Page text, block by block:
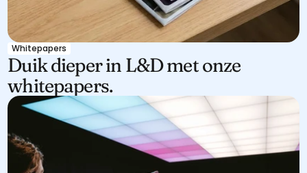
Whitepapers
Duik dieper in L&D met onze
whitepapers.